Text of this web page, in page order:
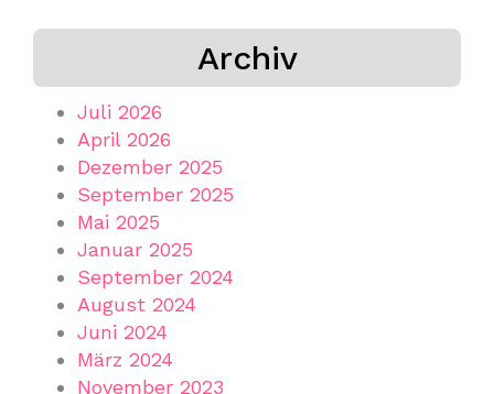
Archiv
Juli 2026
April 2026
Dezember 2025
September 2025
Mai 2025
Januar 2025
September 2024
August 2024
Juni 2024
März 2024
November 2023